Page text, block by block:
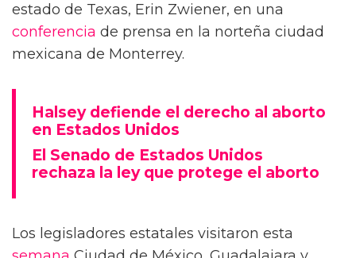
estado de Texas, Erin Zwiener, en una
conferencia de prensa en la norteña ciudad
mexicana de Monterrey.
Halsey defiende el derecho al aborto
en Estados Unidos
El Senado de Estados Unidos
rechaza la ley que protege el aborto
Los legisladores estatales visitaron esta